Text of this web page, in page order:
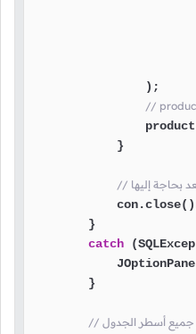
                );
            }
بحاجة إليها
        }
catch
        }
جميع أسطر الجدول